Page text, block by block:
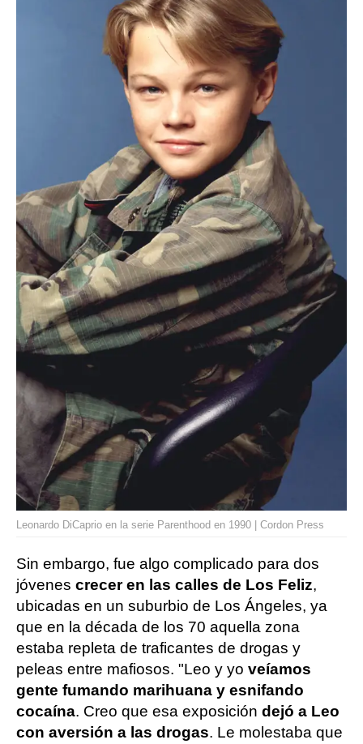
Leonardo DiCaprio en la serie Parenthood en 1990 | Cordon Press
Sin embargo, fue algo complicado para dos
jóvenes crecer en las calles de Los Feliz,
ubicadas en un suburbio de Los Ángeles, ya
que en la década de los 70 aquella zona
estaba repleta de traficantes de drogas y
peleas entre mafiosos. "Leo y yo veíamos
gente fumando marihuana y esnifando
cocaína. Creo que esa exposición dejó a Leo
con aversión a las drogas. Le molestaba que